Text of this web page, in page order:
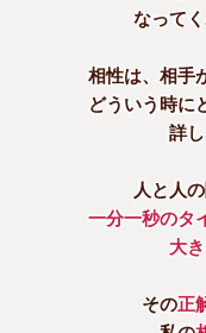
なって
相性は、相手
どういう時に
詳
人と人
一分一秒のタ
大
その正